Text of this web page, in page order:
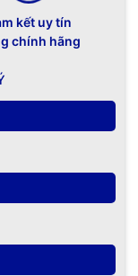
kết uy tín
chính hãng